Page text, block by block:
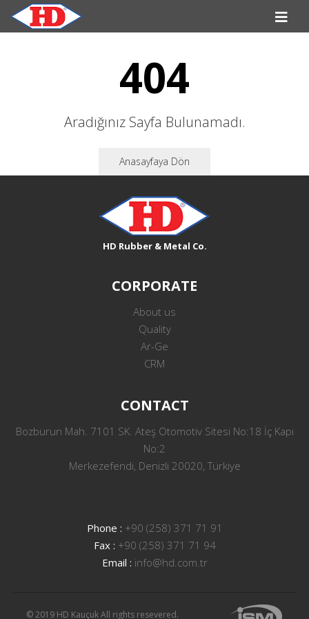
404
Aradığınız Sayfa Bulunamadı.
Anasayfaya Dön
HD Rubber & Metal Co.
CORPORATE
About us
Quality
Ar-Ge
CRM
CONTACT
Bozburun Mah. 7101 SK. Ateş Otomotiv Sitesi No:18 İç Kapı
No:2
Merkezefendi, Denizli 20020, Türkiye
Phone : +90 (258) 371 71 91
Fax : +90 (258) 371 71 94
Email : info@hd.com.tr
© 2019 HD Kauçuk All rights resevered.